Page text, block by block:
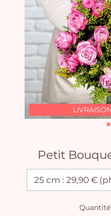
Petit
Quantité